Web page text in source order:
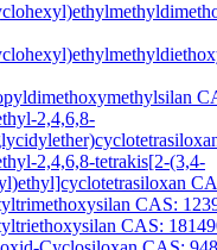
2,4,6,8-
2,4,6,8-tetrakis[2-(3,4-
CAS:
CAS: